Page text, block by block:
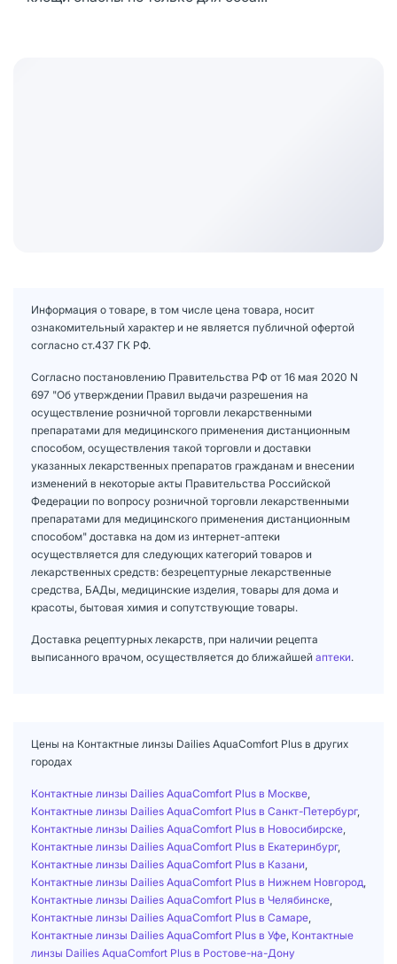
Информация о товаре, в том числе цена товара, носит
ознакомительный характер и не является публичной офертой
согласно ст.437 ГК РФ.
Согласно постановлению Правительства РФ от 16 мая 2020 N
697 "Об утверждении Правил выдачи разрешения на
осуществление розничной торговли лекарственными
препаратами для медицинского применения дистанционным
способом, осуществления такой торговли и доставки
указанных лекарственных препаратов гражданам и внесении
изменений в некоторые акты Правительства Российской
Федерации по вопросу розничной торговли лекарственными
препаратами для медицинского применения дистанционным
способом" доставка на дом из интернет-аптеки
осуществляется для следующих категорий товаров и
лекарственных средств: безрецептурные лекарственные
средства, БАДы, медицинские изделия, товары для дома и
красоты, бытовая химия и сопутствующие товары.
Доставка рецептурных лекарств, при наличии рецепта
выписанного врачом, осуществляется до ближайшей аптеки.
Цены на Контактные линзы Dailies AquaComfort Plus в других
городах
Контактные линзы Dailies AquaComfort Plus в Москве
Контактные линзы Dailies AquaComfort Plus в Санкт-Петербург,
Контактные линзы Dailies AquaComfort Plus в Новосибирске
Контактные линзы Dailies AquaComfort Plus в Екатеринбург,
Контактные линзы Dailies AquaComfort Plus в Казани
Контактные линзы Dailies AquaComfort Plus в Нижнем Новгород
Контактные линзы Dailies AquaComfort Plus в Челябинске
Контактные линзы Dailies AquaComfort Plus в Самаре
Контактные линзы Dailies AquaComfort Plus в Уфе Контактные
линзы Dailies AquaComfort Plus в Ростове-на-Дону